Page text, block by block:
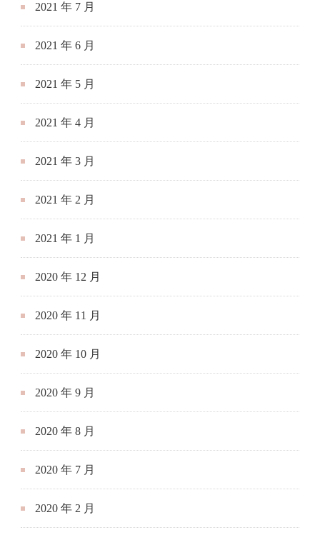
2021 年 7 月
2021 年 6 月
2021 年 5 月
2021 年 4 月
2021 年 3 月
2021 年 2 月
2021 年 1 月
2020 年 12 月
2020 年 11 月
2020 年 10 月
2020 年 9 月
2020 年 8 月
2020 年 7 月
2020 年 2 月